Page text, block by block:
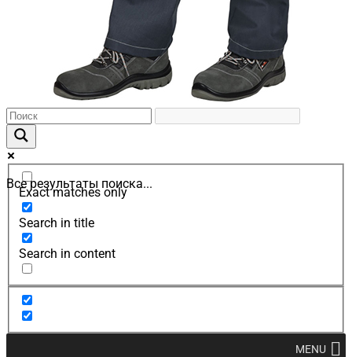
Все результаты поиска...
Exact matches only
Search in title
Search in content
MENU